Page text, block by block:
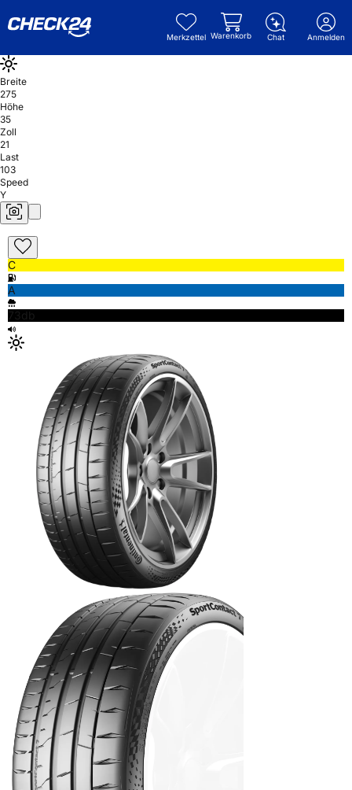
Merkzettel Warenkorb Chat Anmelden
Breite
275
Höhe
35
Zoll
21
Last
103
Speed
Y
C
A
73db